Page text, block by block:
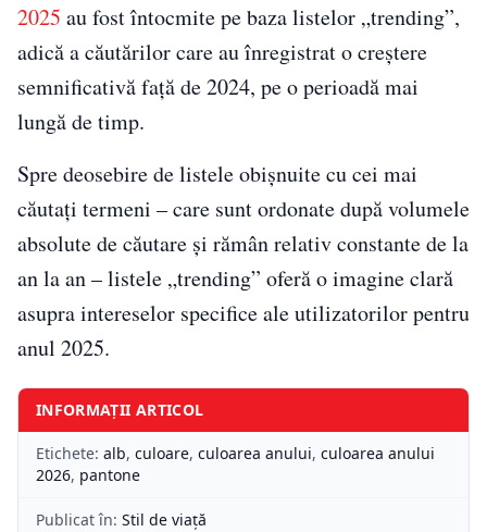
2025 au fost întocmite pe baza listelor „trending”,
adică a căutărilor care au înregistrat o creștere
semnificativă față de 2024, pe o perioadă mai
lungă de timp.
Spre deosebire de listele obișnuite cu cei mai
căutați termeni – care sunt ordonate după volumele
absolute de căutare și rămân relativ constante de la
an la an – listele „trending” oferă o imagine clară
asupra intereselor specifice ale utilizatorilor pentru
anul 2025.
INFORMAȚII ARTICOL
Etichete: alb, culoare, culoarea anului, culoarea anului
2026, pantone
Publicat în: Stil de viață